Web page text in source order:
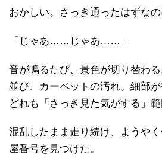
おかしい。さっき通ったはずなの
「じゃあ……じゃあ……」
音が鳴るたび、景色が切り替わ
並び、カーペットの汚れ。細部が
どれも「さっき見た気がする」範
混乱したまま走り続け、ようや
屋番号を見つけた。